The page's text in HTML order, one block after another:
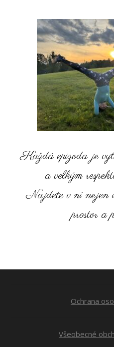
Každá epizoda je
a velkým
Najdete v ní nejen
prostor a
Ochrana
Všeobecné